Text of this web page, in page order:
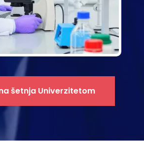
šetnja Univerzitetom